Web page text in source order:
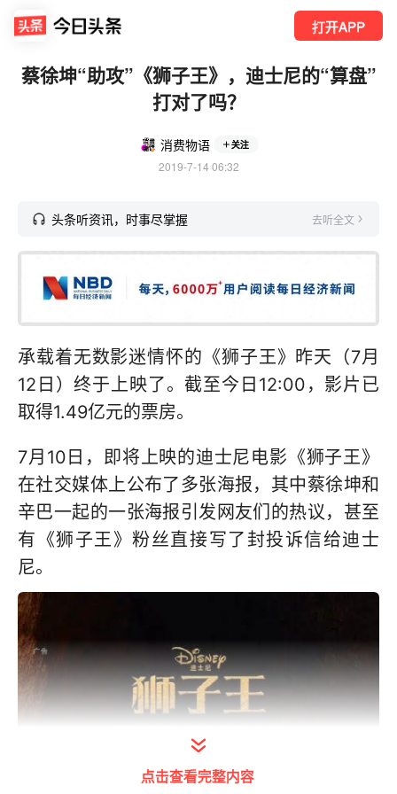
打开APP
蔡徐坤“助攻”《狮子王》，迪士尼的“算盘”
打对了吗？
消费物语 关注
2019-7-14 06:32
头条听资讯，时事尽掌握 去听全文
承载着无数影迷情怀的《狮子王》昨天（7月
12日）终于上映了。截至今日12:00，影片已
取得1.49亿元的票房。
7月10日，即将上映的迪士尼电影《狮子王》
在社交媒体上公布了多张海报，其中蔡徐坤和
辛巴一起的一张海报引发网友们的热议，甚至
有《狮子王》粉丝直接写了封投诉信给迪士
尼。
点击查看完整内容